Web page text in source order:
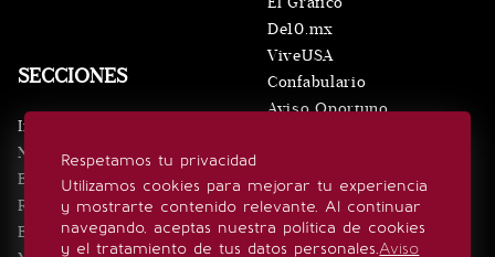
Respetamos tu privacidad
Utilizamos cookies para mejorar tu experiencia
y mostrarte contenido relevante. Al continuar
navegando, aceptas nuestra política de cookies
y el tratamiento de tus datos personales.Aviso
SECCIONES
Inicio
Noticias
Eventos
Realeza
Estilo de vida
De10.mx
ViveUSA
Confabulario
Aviso Oportuno
SÍGUENOS